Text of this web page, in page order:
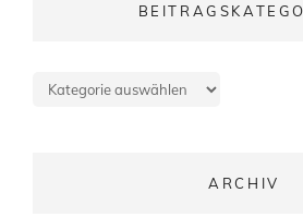
Beitragskategorien
ARCHIV